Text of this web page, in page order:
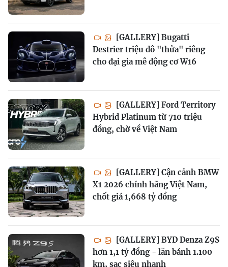
[GALLERY] Bugatti
Destrier triệu đô "thửa" riêng
cho đại gia mê động cơ W16
[GALLERY] Ford Territory
Hybrid Platinum từ 710 triệu
đồng, chờ về Việt Nam
[GALLERY] Cận cảnh BMW
X1 2026 chính hãng Việt Nam,
chốt giá 1,668 tỷ đồng
[GALLERY] BYD Denza Z9S
hơn 1,1 tỷ đồng - lăn bánh 1.100
km, sạc siêu nhanh